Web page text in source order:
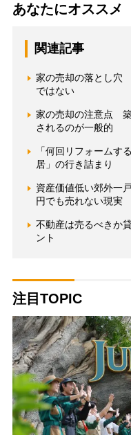
あなたにオススメ
関連記事
家の売却の落とし穴
ではない
家の売却の注意点 築
されるのが一般的
「何回リフォームす
居」の行き詰まり
資産価値低い郊外一
円でも売れない現実
不動産は売るべきか
ント
注目TOPIC